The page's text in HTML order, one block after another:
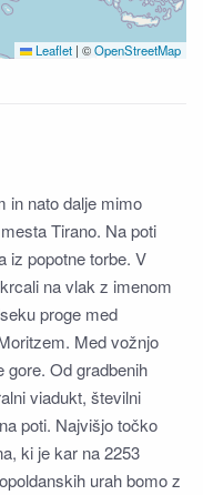
Leaflet | ©OpenStreetMap
in nato dalje mimo
Tirano. Na poti
iz popotne torbe. V
na vlak z imenom
proge med
Med vožnjo
gore. Od gradbenih
viadukt, številni
poti. Najvišjo točko
ki je kar na 2253
urah bomo z